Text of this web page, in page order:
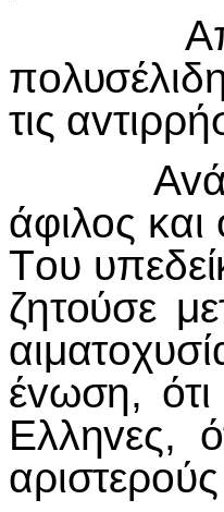
Από
πo
τις αv
Αv
άφιλoς και
Τoυ
ζητoύσε
αιματo
έvωση, ότι
Ελληvες,
αριστερo